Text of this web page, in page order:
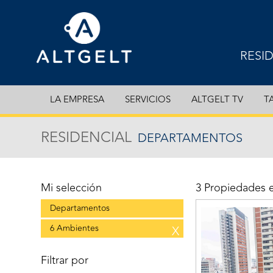
LA EMPRESA SERVICIOS ALTGELT TV
RESIDENCIAL DEPARTAMENTOS
Mi selección
Departamentos
6 Ambientes
X
Filtrar por
3 Propiedades